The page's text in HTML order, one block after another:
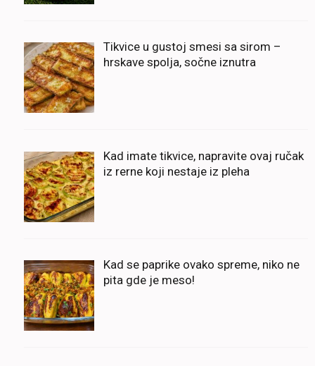
Tikvice u gustoj smesi sa sirom –
hrskave spolja, sočne iznutra
Kad imate tikvice, napravite ovaj ručak
iz rerne koji nestaje iz pleha
Kad se paprike ovako spreme, niko ne
pita gde je meso!